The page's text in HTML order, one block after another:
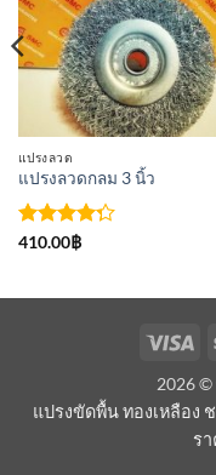
ที่
ติดต
แปรงลวด
แปรงลวดกลม 3 นิ้ว
ให้
ตั้งแต่ 1-5
410.00฿
2026 ©
แปรงขัดพื้น ทองเหลือง
ร